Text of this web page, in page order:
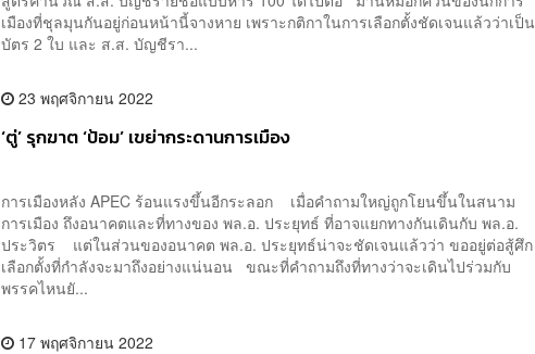
เมืองที่ชุลมุนกันอยู่ก่อนหน้านี้จางหาย เพราะกติกาในการเลือกตั้งชัดเจนแล้วว่าเป็น
บัตร 2 ใบ และ ส.ส. บัญชีรา...
23 พฤศจิกายน 2022
‘ตู่’ รุกฆาต ‘ป้อม’ เขย่ากระดานการเมือง
การเมืองหลัง APEC ร้อนแรงขึ้นอีกระลอก เมื่อคำถามใหญ่ถูกโยนขึ้นในสนาม
การเมือง ถึงอนาคตและที่ทางของ พล.อ. ประยุทธ์ ที่อาจแยกทางกันเดินกับ พล.อ.
ประวิตร แต่ในส่วนของอนาคต พล.อ. ประยุทธ์น่าจะชัดเจนแล้วว่า ขออยู่ต่อสู้ศึก
เลือกตั้งที่กำลังจะมาถึงอย่างแน่นอน ขณะที่คำถามถึงที่ทางว่าจะเดินไปร่วมกับ
พรรคไหนยั...
17 พฤศจิกายน 2022